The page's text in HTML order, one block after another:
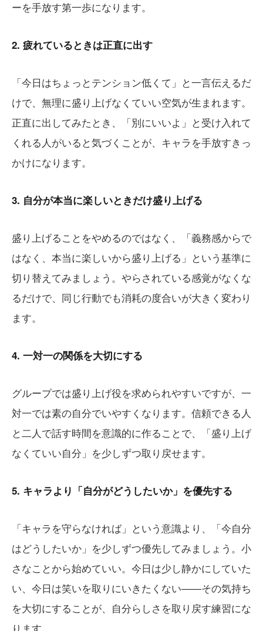
ーを手放す第一歩になります。
2. 疲れているときは正直に出す
「今日はちょっとテンション低くて」と一言伝えるだ
けで、無理に盛り上げなくていい空気が生まれます。
正直に出してみたとき、「別にいいよ」と受け入れて
くれる人がいると気づくことが、キャラを手放すきっ
かけになります。
3. 自分が本当に楽しいときだけ盛り上げる
盛り上げることをやめるのではなく、「義務感からで
はなく、本当に楽しいから盛り上げる」という基準に
切り替えてみましょう。やらされている感覚がなくな
るだけで、同じ行動でも消耗の度合いが大きく変わり
ます。
4. 一対一の関係を大切にする
グループでは盛り上げ役を求められやすいですが、一
対一では素の自分でいやすくなります。信頼できる人
と二人で話す時間を意識的に作ることで、「盛り上げ
なくていい自分」を少しずつ取り戻せます。
5. キャラより「自分がどうしたいか」を優先する
「キャラを守らなければ」という意識より、「今自分
はどうしたいか」を少しずつ優先してみましょう。小
さなことから始めていい。今日は少し静かにしていた
い、今日は笑いを取りにいきたくない——その気持ち
を大切にすることが、自分らしさを取り戻す練習にな
ります。